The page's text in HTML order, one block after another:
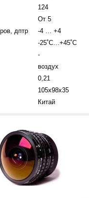
124
От 5
дптр
-4 … +4
-25˚С…+45˚С
-
воздух
0,21
105x98x35
Китай